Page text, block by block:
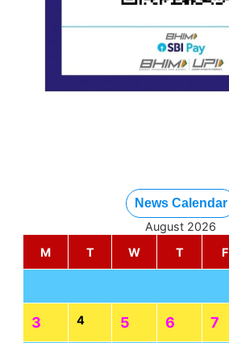
News Calendar
August 2026
M
T W T F
3 4 5 6 7